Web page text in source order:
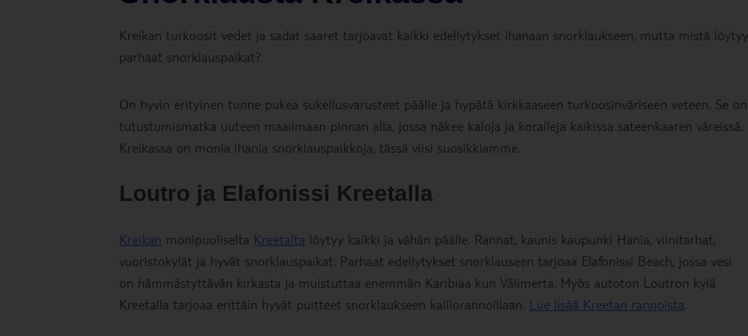
Kreikan turkoosit vedet ja sadat saaret tarjoavat kaikki edellytykset ihanaan snorklaukseen, mutta mistä löytyy
parhaat snorklauspaikat?
On hyvin erityinen tunne pukea sukellusvarusteet päälle ja hypätä kirkkaaseen turkoosinväriseen veteen. Se on
tutustumismatka uuteen maailmaan pinnan alla, jossa näkee kaloja ja koralleja kaikissa sateenkaaren väreissä.
Kreikassa on monia ihania snorklauspaikkoja, tässä viisi suosikkiamme.
Loutro ja Elafonissi Kreetalla
Kreikan monipuoliselta Kreetalta löytyy kaikki ja vähän päälle. Rannat, kaunis kaupunki Hania, viinitarhat,
vuoristokylät ja hyvät snorklauspaikat. Parhaat edellytykset snorklauseen tarjoaa Elafonissi Beach, jossa vesi
on hämmästyttävän kirkasta ja muistuttaa enemmän Karibiaa kun Välimerta. Myös autoton Loutron kylä
Kreetalla tarjoaa erittäin hyvät puitteet snorklaukseen kalliorannoillaan. Lue lisää Kreetan rannoista.